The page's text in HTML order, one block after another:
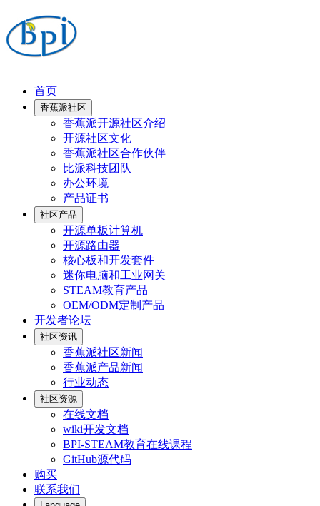
首页
香蕉派社区
香蕉派开源社区介绍
开源社区文化
香蕉派社区合作伙伴
比派科技团队
办公环境
产品证书
社区产品
开源单板计算机
开源路由器
核心板和开发套件
迷你电脑和工业网关
STEAM教育产品
OEM/ODM定制产品
开发者论坛
社区资讯
香蕉派社区新闻
香蕉派产品新闻
行业动态
社区资源
在线文档
wiki开发文档
BPI-STEAM教育在线课程
GitHub源代码
购买
联系我们